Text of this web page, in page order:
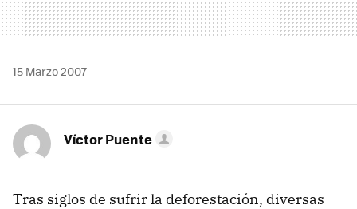
15 Marzo 2007
Víctor Puente
Tras siglos de sufrir la deforestación, diversas